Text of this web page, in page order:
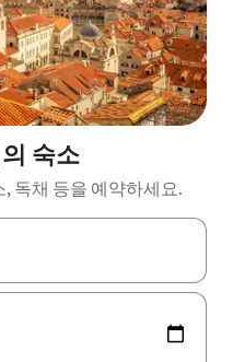
숙소
독채 등을 예약하세요.
사용하거나 터치 또는 스와이